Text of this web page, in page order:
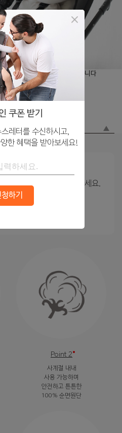
과 부분적으로 상이할 수 있습니다
막아주는 목쿠션!
와 함께 안전하게 외출하세요.
Point 2
사계절 내내
사용 가능하며
안전하고 튼튼한
100% 순면원단
쿠폰 받기
레터를 수신하시고,
한 혜택을 받아보세요!
하기